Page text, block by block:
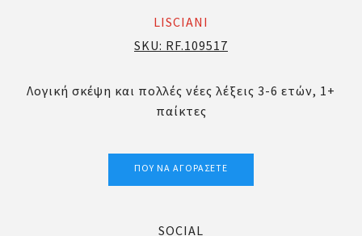
LISCIANI
SKU: RF.109517
Λογική σκέψη και πολλές νέες λέξεις 3-6 ετών, 1+
παίκτες
ΠΟΎ ΝΑ ΑΓΟΡΆΣΕΤΕ
SOCIAL